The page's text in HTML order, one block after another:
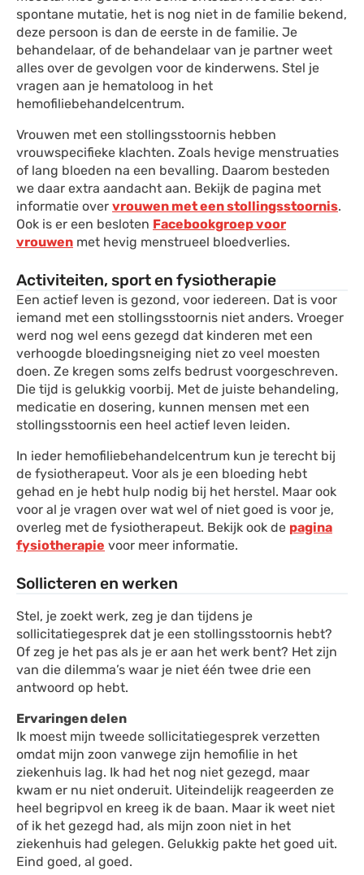
spontane mutatie, het is nog niet in de familie bekend,
deze persoon is dan de eerste in de familie. Je
behandelaar, of de behandelaar van je partner weet
alles over de gevolgen voor de kinderwens. Stel je
vragen aan je hematoloog in het
hemofiliebehandelcentrum.
Vrouwen met een stollingsstoornis hebben
vrouwspecifieke klachten. Zoals hevige menstruaties
of lang bloeden na een bevalling. Daarom besteden
we daar extra aandacht aan. Bekijk de pagina met
informatie over vrouwen met een stollingsstoornis.
Ook is er een besloten Facebookgroep voor
vrouwen met hevig menstrueel bloedverlies.
Activiteiten, sport en fysiotherapie
Een actief leven is gezond, voor iedereen. Dat is voor
iemand met een stollingsstoornis niet anders. Vroeger
werd nog wel eens gezegd dat kinderen met een
verhoogde bloedingsneiging niet zo veel moesten
doen. Ze kregen soms zelfs bedrust voorgeschreven.
Die tijd is gelukkig voorbij. Met de juiste behandeling,
medicatie en dosering, kunnen mensen met een
stollingsstoornis een heel actief leven leiden.
In ieder hemofiliebehandelcentrum kun je terecht bij
de fysiotherapeut. Voor als je een bloeding hebt
gehad en je hebt hulp nodig bij het herstel. Maar ook
voor al je vragen over wat wel of niet goed is voor je,
overleg met de fysiotherapeut. Bekijk ook de pagina
fysiotherapie voor meer informatie.
Sollicteren en werken
Stel, je zoekt werk, zeg je dan tijdens je
sollicitatiegesprek dat je een stollingsstoornis hebt?
Of zeg je het pas als je er aan het werk bent? Het zijn
van die dilemma’s waar je niet één twee drie een
antwoord op hebt.
Ervaringen delen
Ik moest mijn tweede sollicitatiegesprek verzetten
omdat mijn zoon vanwege zijn hemofilie in het
ziekenhuis lag. Ik had het nog niet gezegd, maar
kwam er nu niet onderuit. Uiteindelijk reageerden ze
heel begripvol en kreeg ik de baan. Maar ik weet niet
of ik het gezegd had, als mijn zoon niet in het
ziekenhuis had gelegen. Gelukkig pakte het goed uit.
Eind goed, al goed.